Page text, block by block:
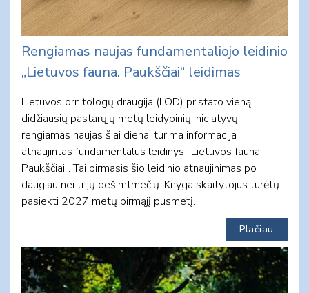
Rengiamas naujas fundamentaliojo leidinio
„Lietuvos fauna. Paukščiai“ leidimas
Lietuvos ornitologų draugija (LOD) pristato vieną
didžiausių pastarųjų metų leidybinių iniciatyvų –
rengiamas naujas šiai dienai turima informacija
atnaujintas fundamentalus leidinys „Lietuvos fauna.
Paukščiai“. Tai pirmasis šio leidinio atnaujinimas po
daugiau nei trijų dešimtmečių. Knyga skaitytojus turėtų
pasiekti 2027 metų pirmąjį pusmetį.
Plačiau